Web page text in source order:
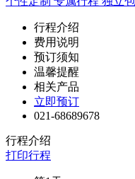
行程介绍
费用说明
预订须知
温馨提醒
相关产品
立即预订
021-68689678
行程介绍
打印行程